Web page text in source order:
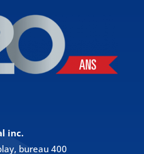
inc.
bureau 400